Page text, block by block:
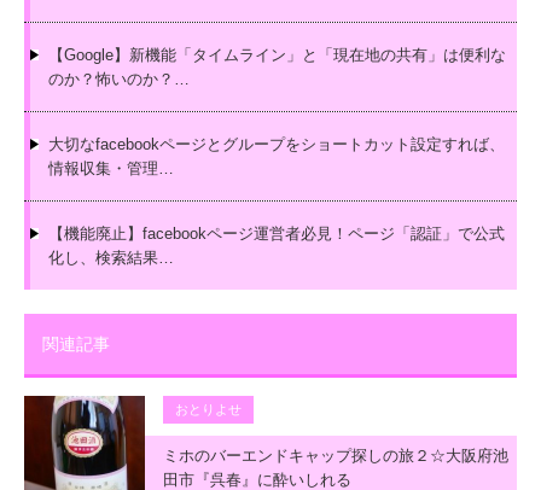
【Google】新機能「タイムライン」と「現在地の共有」は便利な
のか？怖いのか？…
大切なfacebookページとグループをショートカット設定すれば、
情報収集・管理…
【機能廃止】facebookページ運営者必見！ページ「認証」で公式
化し、検索結果…
関連記事
おとりよせ
ミホのバーエンドキャップ探しの旅２☆大阪府池
田市『呉春』に酔いしれる